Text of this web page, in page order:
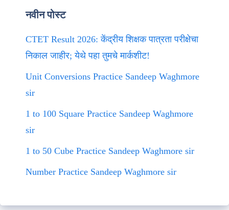
नवीन पोस्ट
CTET Result 2026: केंद्रीय शिक्षक पात्रता परीक्षेचा
निकाल जाहीर; येथे पहा तुमचे मार्कशीट!
Unit Conversions Practice Sandeep Waghmore
sir
1 to 100 Square Practice Sandeep Waghmore
sir
1 to 50 Cube Practice Sandeep Waghmore sir
Number Practice Sandeep Waghmore sir